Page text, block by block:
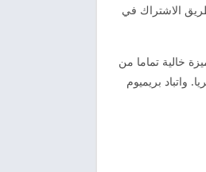
الاشتراك في
خالية تماما من
علاوة على ذلك، سيكون لديك حرية الوصول إلى 2 متاجر مدفوعة شهريا. واتباد بريميوم